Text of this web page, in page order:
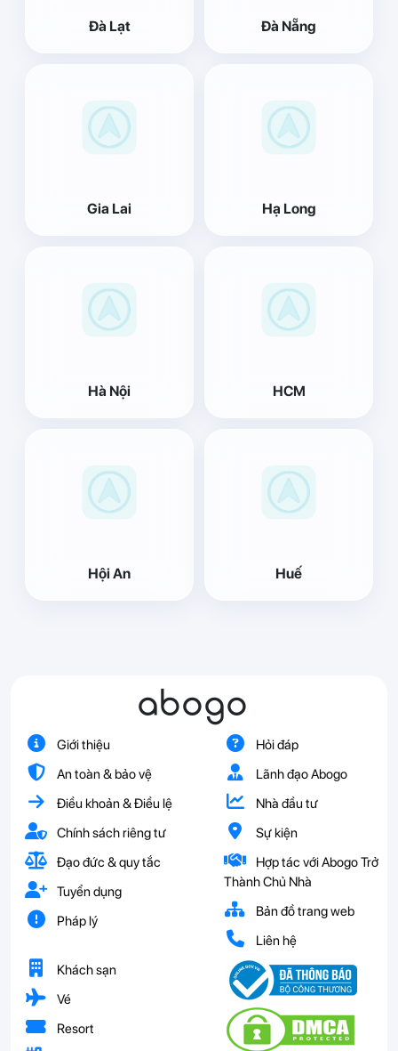
Đà Lạt Đà Nẵng
Gia Lai Hạ Long
Hà Nội HCM
Hội An Huế
abogo
Giới thiệu
An toàn & bảo vệ
Điều khoản & Điều lệ
Chính sách riêng tư
Đạo đức & quy tắc
Tuyển dụng
Pháp lý
Hỏi đáp
Lãnh đạo Abogo
Nhà đầu tư
Sự kiện
Hợp tác với Abogo Trở
Thành Chủ Nhà
Bản đồ trang web
Liên hệ
Khách sạn
Vé
Resort